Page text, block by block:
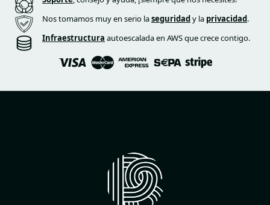
Nos tomamos muy en serio laseguridady la privacidad.
Infraestructura autoescalada en AWS que crece contigo.